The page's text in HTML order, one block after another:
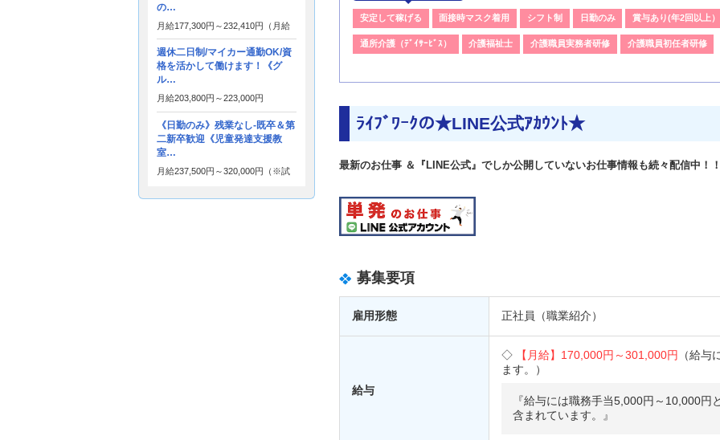
安定して稼げる 面接時マスク着用 シフト制 日勤のみ 賞与あり(年2回以上）
通所介護（ﾃﾞｲｻｰﾋﾞｽ） 介護福祉士 介護職員実務者研修 介護職員初任者研修
ﾗｲﾌﾞﾜｰｸの★LINE公式ｱｶｳﾝﾄ★
最新のお仕事 ＆『LINE公式』でしか公開していないお仕事情報も続々配信中！
募集要項
雇用形態 正社員（職業紹介）
給与
【月給】 170,000円～301,000円
（給
ます。）
『給与には職務手当5,000円～10,000
含まれています。』
の…
月給177,300円～232,410円 （月給
には、職務手当：１０，０００
円 処遇改善手当：２７，０００
円～３３，０００円が含まれま
す。）
週休二日制/マイカー通勤OK/資
格を活かして働けます！《グ
ル…
月給203,800円～223,000円
《日勤のみ》残業なし-既卒＆第
二新卒歓迎《児童発達支援教
室…
月給237,500円～320,000円 （※試